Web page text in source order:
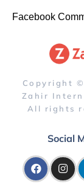
Facebook
Copyright
Zahir
All rights
Social